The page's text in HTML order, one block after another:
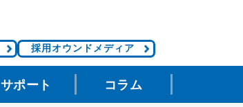
採用オウンドメディア
サポート コラム